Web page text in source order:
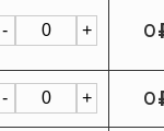
- + 0
- + 0